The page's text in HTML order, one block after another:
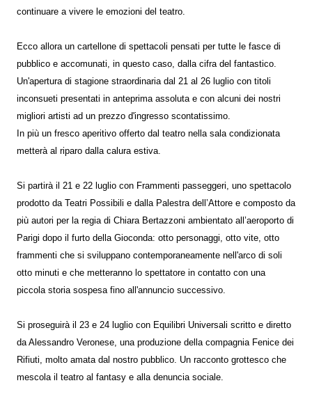
continuare a vivere le emozioni del teatro.
Ecco allora un cartellone di spettacoli pensati per tutte le fasce di
pubblico e accomunati, in questo caso, dalla cifra del fantastico.
Un'apertura di stagione straordinaria dal 21 al 26 luglio con titoli
inconsueti presentati in anteprima assoluta e con alcuni dei nostri
migliori artisti ad un prezzo d'ingresso scontatissimo.
In più un fresco aperitivo offerto dal teatro nella sala condizionata
metterà al riparo dalla calura estiva.
Si partirà il 21 e 22 luglio con Frammenti passeggeri, uno spettacolo
prodotto da Teatri Possibili e dalla Palestra dell’Attore e composto da
più autori per la regia di Chiara Bertazzoni ambientato all’aeroporto di
Parigi dopo il furto della Gioconda: otto personaggi, otto vite, otto
frammenti che si sviluppano contemporaneamente nell'arco di soli
otto minuti e che metteranno lo spettatore in contatto con una
piccola storia sospesa fino all'annuncio successivo.
Si proseguirà il 23 e 24 luglio con Equilibri Universali scritto e diretto
da Alessandro Veronese, una produzione della compagnia Fenice dei
Rifiuti, molto amata dal nostro pubblico. Un racconto grottesco che
mescola il teatro al fantasy e alla denuncia sociale.